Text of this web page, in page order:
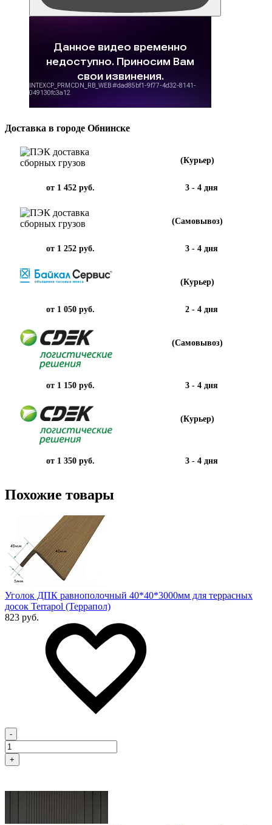
Доставка в городе Обнинске
(Курьер)
от 1 452 руб. 3 - 4 дня
(Самовывоз)
от 1 252 руб. 3 - 4 дня
(Курьер)
от 1 050 руб. 2 - 4 дня
(Самовывоз)
от 1 150 руб. 3 - 4 дня
(Курьер)
от 1 350 руб. 3 - 4 дня
Похожие товары
Уголок ДПК равнополочный 40*40*3000мм для террасных
досок Terrapol (Террапол)
823 руб.
-
+